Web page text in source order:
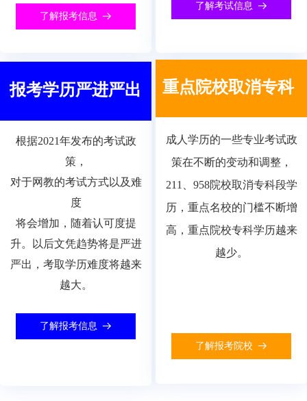
了解报考信息 뀠
了解考试信息 뀠
报考学历严进严出
根据2021年发布的考试政
策，
对于网教的考试方式以及难
度
将会增加，随着认可度提
升。以后文凭趋势将是严进
严出，考取学历难度将越来
越大。
了解报考信息 뀠
重点院校取消专科
成人学历的一些专业考试政
策在不断的变动和调整，
211、958院校取消专科段学
历，重点名校的门槛不断增
高，重点院校专科学历越来
越少。
了解报考院校 뀠